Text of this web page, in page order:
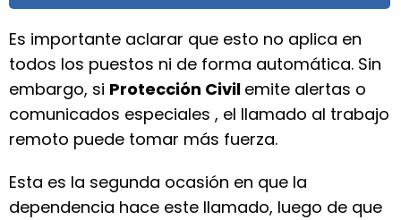
Es importante aclarar que esto no aplica en
todos los puestos ni de forma automática. Sin
embargo, si Protección Civil emite alertas o
comunicados especiales , el llamado al trabajo
remoto puede tomar más fuerza.
Esta es la segunda ocasión en que la
dependencia hace este llamado, luego de que